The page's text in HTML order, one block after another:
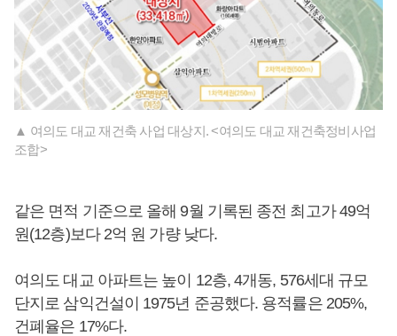
▲ 여의도 대교 재건축 사업 대상지. <여의도 대교 재건축정비사업
조합>
같은 면적 기준으로 올해 9월 기록된 종전 최고가 49억
원(12층)보다 2억 원 가량 낮다.
여의도 대교 아파트는 높이 12층, 4개동, 576세대 규모
단지로 삼익건설이 1975년 준공했다. 용적률은 205%,
건폐율은 17%다.